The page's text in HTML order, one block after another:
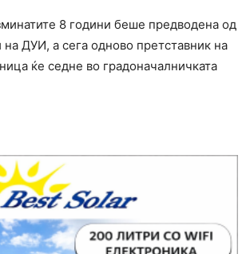
8 години беше предводена од
ДУИ, а сега одново претставник на
ќе седне во градоначалничката